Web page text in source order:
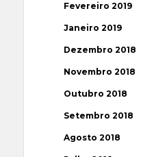
Fevereiro 2019
Janeiro 2019
Dezembro 2018
Novembro 2018
Outubro 2018
Setembro 2018
Agosto 2018